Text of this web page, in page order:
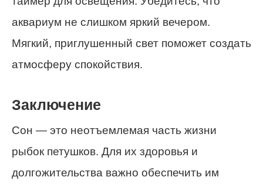
аквариум не слишком яркий вечером.
Мягкий, приглушенный свет поможет создать
атмосферу спокойствия.
Заключение
Сон — это неотъемлемая часть жизни
рыбок петушков. Для их здоровья и
долгожительства важно обеспечить им